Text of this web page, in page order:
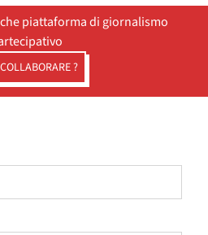
piattaforma di giornalismo
?